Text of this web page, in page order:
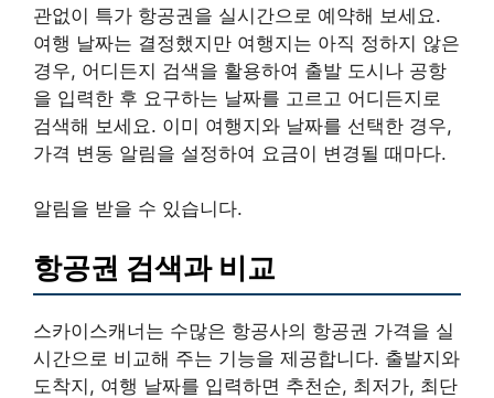
관없이 특가 항공권을 실시간으로 예약해 보세요.
여행 날짜는 결정했지만 여행지는 아직 정하지 않은
경우, 어디든지 검색을 활용하여 출발 도시나 공항
을 입력한 후 요구하는 날짜를 고르고 어디든지로
검색해 보세요. 이미 여행지와 날짜를 선택한 경우,
가격 변동 알림을 설정하여 요금이 변경될 때마다.
알림을 받을 수 있습니다.
항공권 검색과 비교
스카이스캐너는 수많은 항공사의 항공권 가격을 실
시간으로 비교해 주는 기능을 제공합니다. 출발지와
도착지, 여행 날짜를 입력하면 추천순, 최저가, 최단